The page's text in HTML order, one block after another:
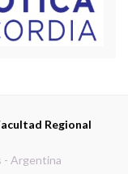
Regional
- Argentina